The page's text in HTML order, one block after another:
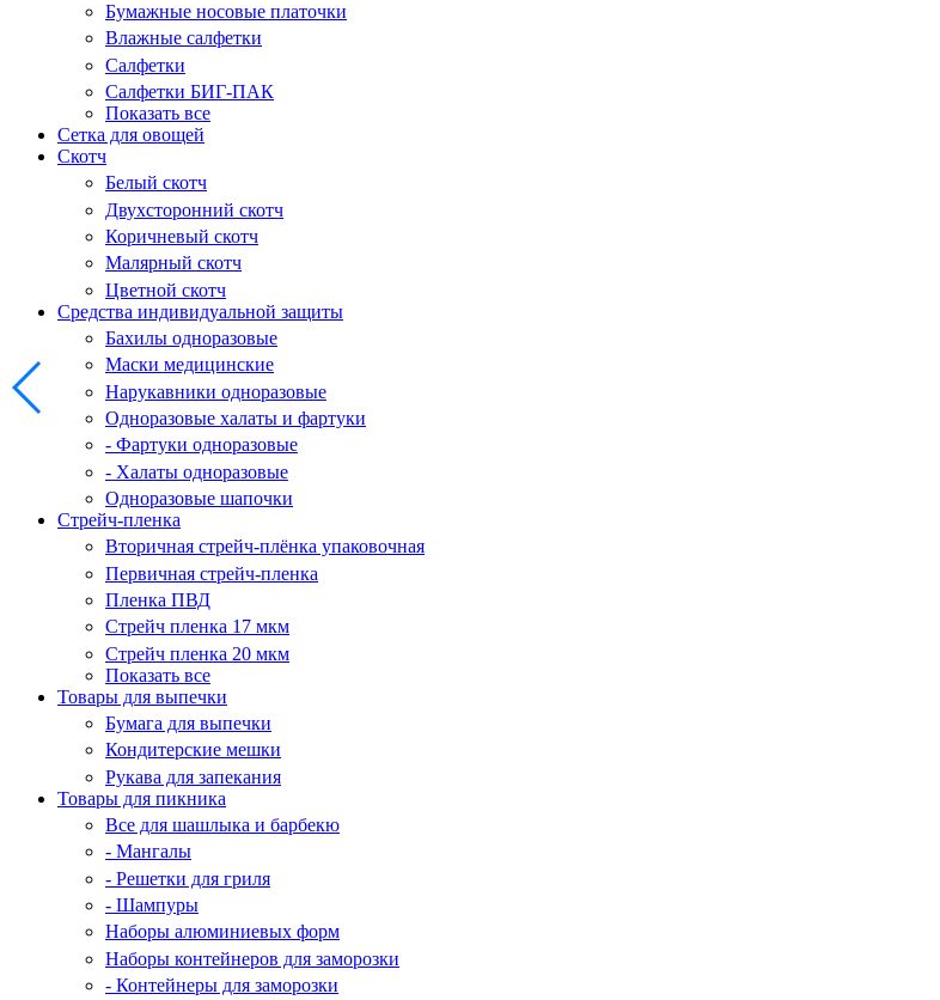
Бумажные носовые платочки
Влажные салфетки
Салфетки
Салфетки БИГ-ПАК
Показать все
Сетка для овощей
Скотч
Белый скотч
Двухсторонний скотч
Коричневый скотч
Малярный скотч
Цветной скотч
Средства индивидуальной защиты
Бахилы одноразовые
Маски медицинские
Нарукавники одноразовые
Одноразовые халаты и фартуки
- Фартуки одноразовые
- Халаты одноразовые
Одноразовые шапочки
Стрейч-пленка
Вторичная стрейч-плёнка упаковочная
Первичная стрейч-пленка
Пленка ПВД
Стрейч пленка 17 мкм
Стрейч пленка 20 мкм
Показать все
Товары для выпечки
Бумага для выпечки
Кондитерские мешки
Рукава для запекания
Товары для пикника
Все для шашлыка и барбекю
- Мангалы
- Решетки для гриля
- Шампуры
Наборы алюминиевых форм
Наборы контейнеров для заморозки
- Контейнеры для заморозки